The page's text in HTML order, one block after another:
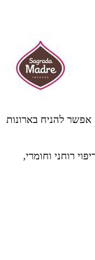
להניח בארונות
רוחני וחומרי,